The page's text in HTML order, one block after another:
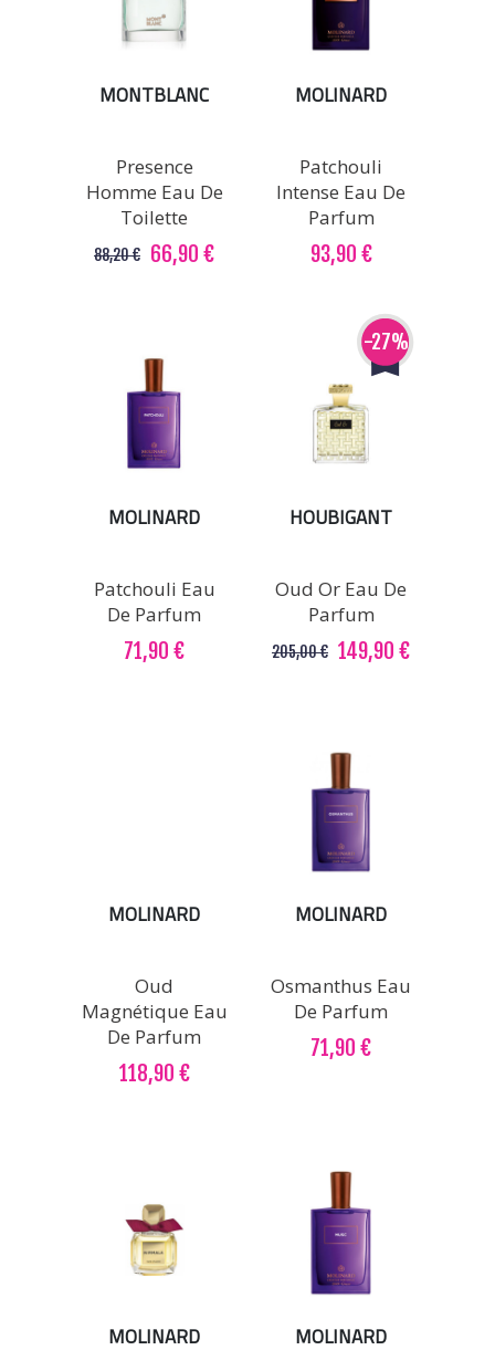
MONTBLANC
Presence
Homme Eau De
Toilette
88,20 € 66,90 €
MOLINARD
Patchouli
Intense Eau De
Parfum
93,90 €
MOLINARD
Patchouli Eau
De Parfum
71,90 €
-27%
HOUBIGANT
Oud Or Eau De
Parfum
205,00 € 149,90 €
MOLINARD
Oud
Magnétique Eau
De Parfum
118,90 €
MOLINARD
Osmanthus Eau
De Parfum
71,90 €
MOLINARD MOLINARD